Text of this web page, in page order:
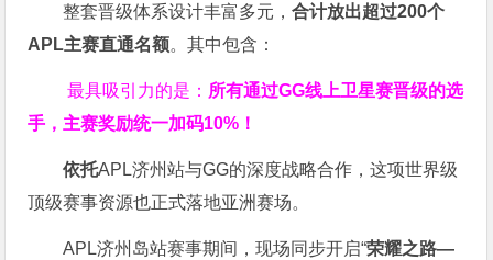
整套晋级体系设计丰富多元，合计放出超过200个
APL主赛直通名额。其中包含：
最具吸引力的是： 所有通过GG线上卫星赛晋级的选
手，主赛奖励统一加码10% ！
依托APL济州站与GG的深度战略合作，这项世界级
顶级赛事资源也正式落地亚洲赛场。
APL济州岛站赛事期间，现场同步开启“荣耀之路—